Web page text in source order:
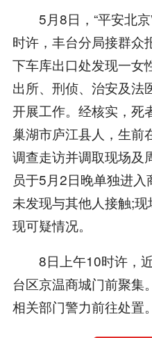
5月8日，“平安北京
时许，丰台分局接群众
下车库出口处发现一女
出所、刑侦、治安及法
开展工作。经核实，死
巢湖市庐江县人，生前
调查走访并调取现场及
员于5月2日晚单独进入
未发现与其他人接触;
现可疑情况。
8日上午10时许，近
台区京温商城门前聚集
相关部门警力前往处置。